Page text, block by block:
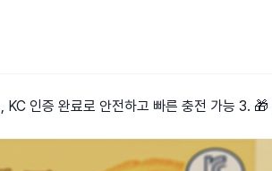
인증 완료로 안전하고 빠른 충전 가능 3.